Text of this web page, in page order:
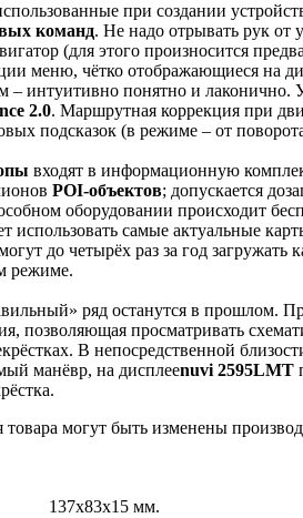
при создании
команд. Не надо отрывать рук от
(для этого произносится
меню, чётко отображающиеся на
– интуитивно понятно и лаконично.
2.0. Маршрутная коррекция при
подсказок (в режиме – от
входят в информационную
POI-объектов; допускается
оборудовании происходит
использовать самые актуальные
до четырёх раз за год загружать
режиме.
ряд останутся в прошлом.
позволяющая просматривать
В непосредственной
манёвр, на дисплееnuvi 2595LMT
могут быть изменены
137x83x15 мм.